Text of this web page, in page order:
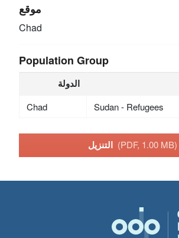
موقع
Chad
Population Group
الدولة
Chad Sudan - Refugees
التنزيل (PDF, 1.00 MB)